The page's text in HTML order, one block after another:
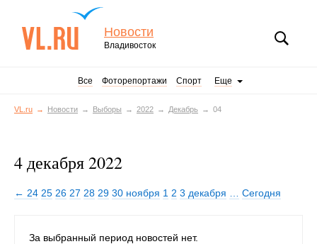
Новости
Владивосток
Все Фоторепортажи Спорт Еще
VL.ru Новости Выборы 2022 Декабрь 04
4 декабря 2022
← 24 25 26 27 28 29 30 ноября 1 2 3 декабря Сегодня
За выбранный период новостей нет.